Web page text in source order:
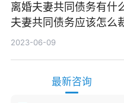
离婚夫妻共同债务有什
夫妻共同债务应该怎么
2023-06-09
最新咨询